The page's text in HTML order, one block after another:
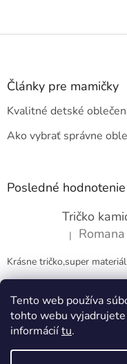
Tento web používa
tohto webu
informáciítu.
Z
Články pre mamičky
Kvalitné detské
Ako vybrať správne
Posledné
Hodnotenie
| Romana
Krásne tričko,super